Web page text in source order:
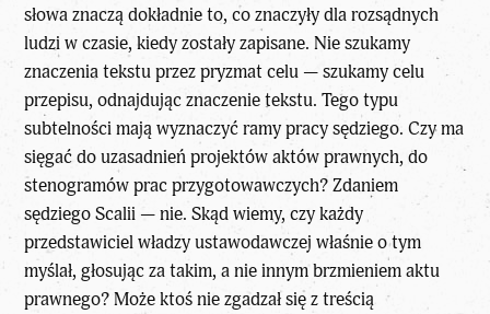
słowa znaczą dokładnie to, co znaczyły dla rozsądnych
ludzi w czasie, kiedy zostały zapisane. Nie szukamy
znaczenia tekstu przez pryzmat celu — szukamy celu
przepisu, odnajdując znaczenie tekstu. Tego typu
subtelności mają wyznaczyć ramy pracy sędziego. Czy ma
sięgać do uzasadnień projektów aktów prawnych, do
stenogramów prac przygotowawczych? Zdaniem
sędziego Scalii — nie. Skąd wiemy, czy każdy
przedstawiciel władzy ustawodawczej właśnie o tym
myślał, głosując za takim, a nie innym brzmieniem aktu
prawnego? Może ktoś nie zgadzał się z treścią